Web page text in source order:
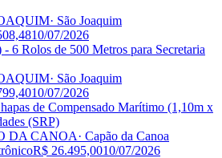
· São Joaquim
10/07/2026
6 Rolos de 500 Metros para Secretaria
· São Joaquim
10/07/2026
de Compensado Marítimo (1,10m x
(SRP)
DA CANOA· Capão da Canoa
R$ 26.495,0010/07/2026